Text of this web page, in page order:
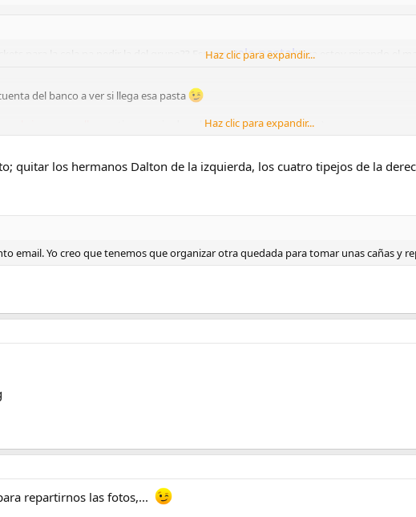
para la cola pa pedir la del grupo?? Ese rawvale pasta!!! ya estoy mirando el
Haz clic para expandir...
del banco a ver si llega esa pasta
que tiene copia-derecha (en ingles suena mejor) g g g
Haz clic para expandir...
quitar los hermanos Dalton de la izquierda, los cuatro tipejos de la
email. Yo creo que tenemos que organizar otra quedada para tomar unas cañas y
repartirnos las fotos,...